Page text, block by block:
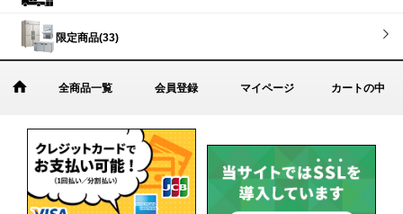
限定商品(33)
全商品一覧 会員登録 マイページ カートの中